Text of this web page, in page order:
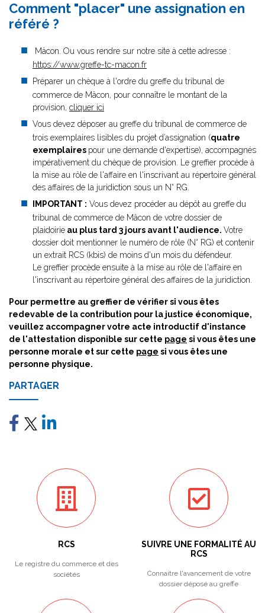
Comment "placer" une assignation en
référé ?
Mâcon. Ou vous rendre sur notre site à cette adresse :
https://www.greffe-tc-macon.fr
Préparer un chèque à l'ordre du greffe du tribunal de
commerce de Mâcon, pour connaître le montant de la
provision, cliquer ici
Vous devez déposer au greffe du tribunal de commerce de
trois exemplaires lisibles du projet d’assignation (quatre
exemplaires pour une demande d'expertise), accompagnés
impérativement du chèque de provision. Le greffier procède à
la mise au rôle de l'affaire en l'inscrivant au répertoire général
des affaires de la juridiction sous un N° RG.
IMPORTANT : Vous devez procéder au dépôt au greffe du
tribunal de commerce de Mâcon de votre dossier de
plaidoirie au plus tard 3 jours avant l'audience. Votre
dossier doit mentionner le numéro de rôle (N° RG) et contenir
un extrait RCS (kbis) de moins d'un mois du défendeur.
Le greffier procède ensuite à la mise au rôle de l'affaire en
l'inscrivant au répertoire général des affaires de la juridiction.
Pour permettre au greffier de vérifier si vous êtes
redevable de la contribution pour la justice économique,
veuillez accompagner votre acte introductif d'instance
de l'attestation disponible sur cette page si vous êtes une
personne morale et sur cette page si vous êtes une
personne physique.
PARTAGER
RCS
Le registre du commerce et des
sociétés
SUIVRE UNE FORMALITÉ AU
RCS
Connaitre l'avancement de votre
dossier déposé au greffe